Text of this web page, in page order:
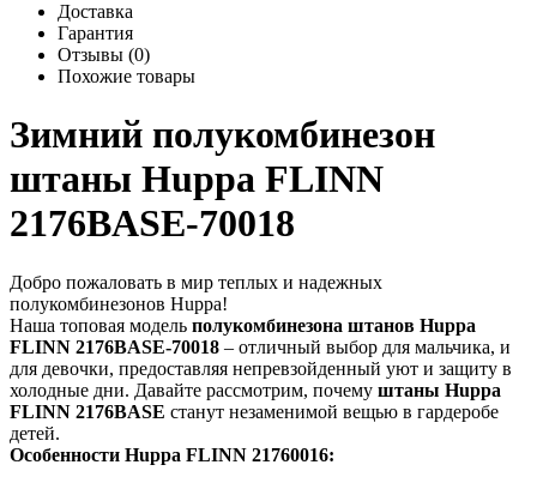
Доставка
Гарантия
Отзывы (0)
Похожие товары
Зимний полукомбинезон
штаны Huppa FLINN
2176BASE-70018
Добро пожаловать в мир теплых и надежных
полукомбинезонов Huppa!
Наша топовая модель полукомбинезона штанов Huppa
FLINN 2176BASE-70018 – отличный выбор для мальчика, и
для девочки, предоставляя непревзойденный уют и защиту в
холодные дни. Давайте рассмотрим, почему штаны Huppa
FLINN 2176BASE станут незаменимой вещью в гардеробе
детей.
Особенности Huppa FLINN 21760016: